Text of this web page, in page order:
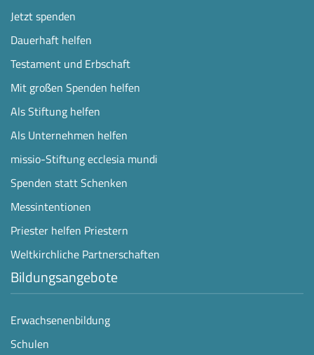
Jetzt spenden
Dauerhaft helfen
Testament und Erbschaft
Mit großen Spenden helfen
Als Stiftung helfen
Als Unternehmen helfen
missio-Stiftung ecclesia mundi
Spenden statt Schenken
Messintentionen
Priester helfen Priestern
Weltkirchliche Partnerschaften
Bildungsangebote
Erwachsenenbildung
Schulen